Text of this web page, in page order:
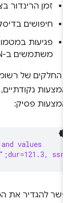
זמן הרינדור
חיפושים בדיסק
פגיעות
משתמשים ב-CDN)
החלקים של רשומה
נקודתיים,
פסיק:
and values
להגדיר את